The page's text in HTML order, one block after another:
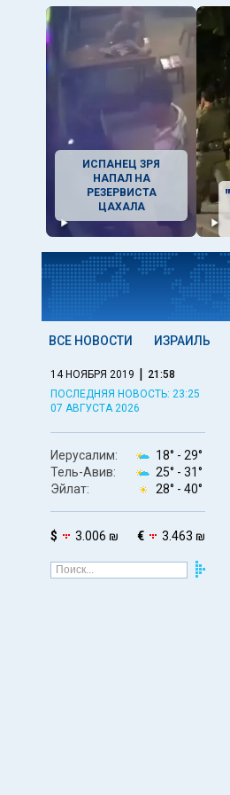
ИСПАНЕЦ ЗРЯ
НАПАЛ НА
РЕЗЕРВИСТА
ЦАХАЛА
ВСЕ НОВОСТИ ИЗРАИЛЬ
14 НОЯБРЯ 2019 | 21:58
ПОСЛЕДНЯЯ НОВОСТЬ: 23:25
07 АВГУСТА 2026
Иерусалим: 18° - 29°
Тель-Авив:
25° - 31°
Эйлат:
28° - 40°
$ 3.006 ₪ € 3.463 ₪